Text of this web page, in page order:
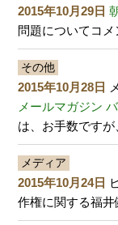
2015年10月29日
問題についてコメ
その他
2015年10月28日
メールマガジン
は、お手数です
メディア
2015年10月24日
作権に関する福